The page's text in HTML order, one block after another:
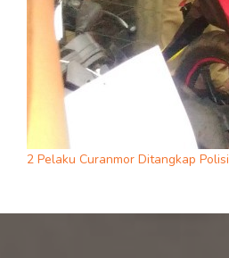
2 Pelaku Curanmor Ditangkap Polisi